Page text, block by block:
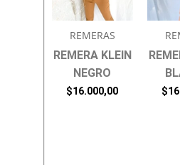
REMERAS
REMERA KLEIN
NEGRO
$16.000,00 $